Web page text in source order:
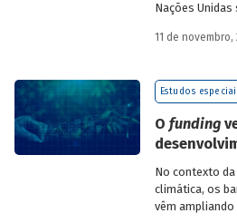
Nações
United Nations
aconteceu no
ficou
países –
cientistas,
sociedade civil
atividades
ambiente.
países
11 de novembro,
Estudos
O funding
No contexto
climática, os
vêm